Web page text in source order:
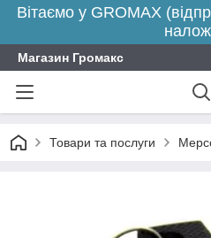
Вітаємо у GROMAX
Магазин Громакс
Товари та послуги